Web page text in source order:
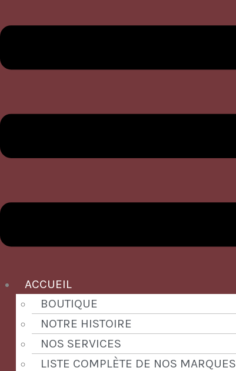
ACCUEIL
BOUTIQUE
NOTRE HISTOIRE
NOS SERVICES
LISTE COMPLÈTE DE NOS MARQUES